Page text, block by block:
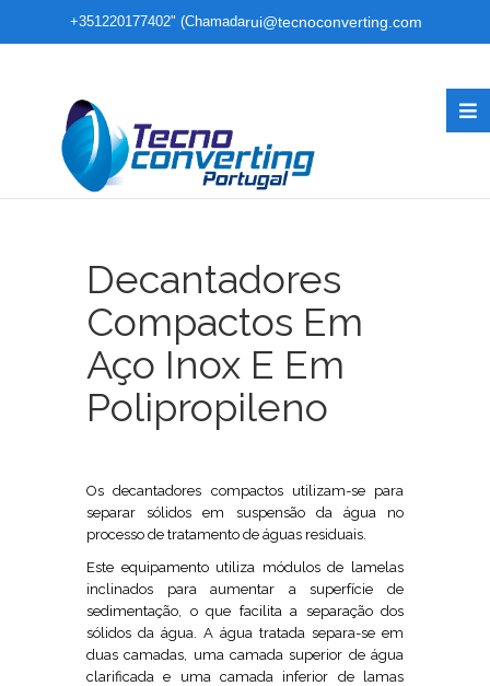
+351220177402" (Chamadarui@tecnoconverting.com
Decantadores
Compactos Em
Aço Inox E Em
Polipropileno
Os decantadores compactos utilizam-se para
separar sólidos em suspensão da água no
processo de tratamento de águas residuais.
Este equipamento utiliza módulos de lamelas
inclinados para aumentar a superfície de
sedimentação, o que facilita a separação dos
sólidos da água. A água tratada separa-se em
duas camadas, uma camada superior de água
clarificada e uma camada inferior de lamas